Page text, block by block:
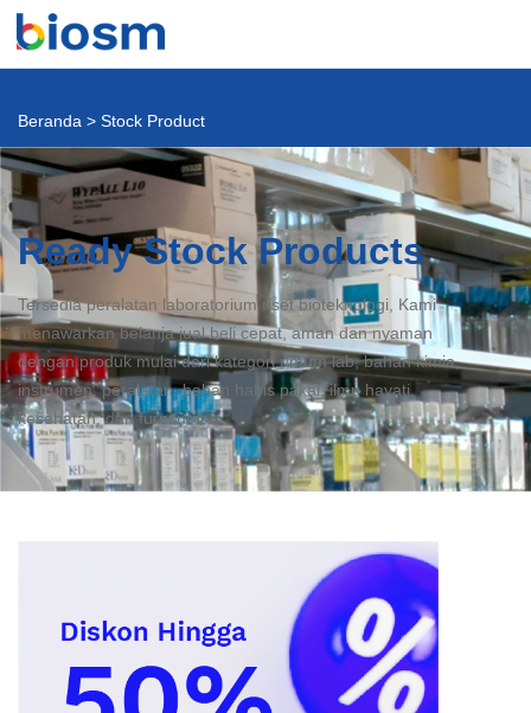
Beranda > Stock Product
Ready Stock Products
Tersedia peralatan laboratorium riset bioteknologi, Kami
menawarkan belanja jual beli cepat, aman dan nyaman
dengan produk mulai dari kategori umum lab, bahan kimia,
instrumen, peralatan, bahan habis pakai, ilmu hayati,
kesehatan, dan furnitur lab